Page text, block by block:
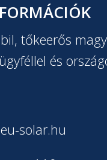
tőkeerős
és
solar.hu